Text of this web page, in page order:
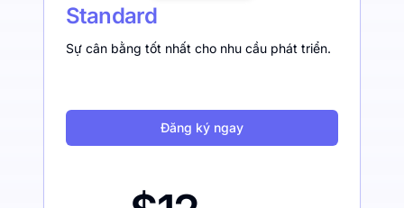
Standard
Sự cân bằng tốt nhất cho nhu cầu phát triển.
Đăng ký ngay